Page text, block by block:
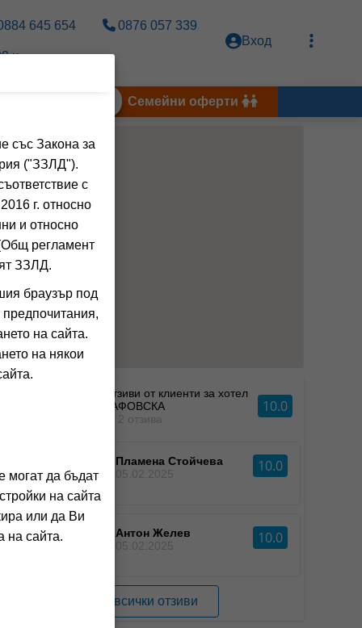
645 654 0876 057 339
ч.
Вход
Семейни оферти
Отзиви от клиенти за хотел
ДАФОВСКА
от 2 отзива
10.0
Пламена Стойчева
05.02.2025
10.0
Антон Желев
05.02.2025
10.0
Виж всички отзиви
със Закона за
("ЗЗЛД").
с
г. относно
и относно
регламент
ЗЗЛД.
браузър под
на сайта.
на някои
могат да бъдат
на сайта
или да Ви
на сайта.